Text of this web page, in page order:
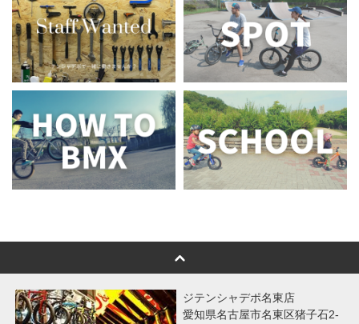
ジテンシャデポ名東店
愛知県名古屋市名東区猪子石2-